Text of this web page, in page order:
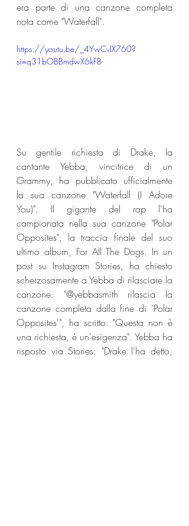
era parte di una canzone completa
nota come "Waterfall".
https://youtu.be/_4YwCvlX760?
si=q31bOBBmdwX6kFB-
Su gentile richiesta di Drake, la
cantante Yebba, vincitrice di un
Grammy, ha pubblicato ufficialmente
la sua canzone "Waterfall (I Adore
You)". Il gigante del rap l'ha
campionata nella sua canzone "Polar
Opposites", la traccia finale del suo
ultimo album, For All The Dogs. In un
post su Instagram Stories, ha chiesto
scherzosamente a Yebba di rilasciare la
canzone. "@yebbasmith rilascia la
canzone completa dalla fine di 'Polar
Opposites'", ha scritto. "Questa non è
una richiesta, è un'esigenza". Yebba ha
risposto via Stories: "Drake l'ha detto,